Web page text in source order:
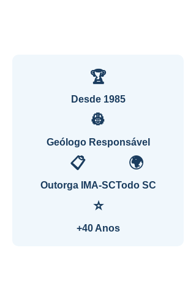
🏆
Desde 1985
👷
Geólogo Responsável
📋
Outorga IMA-SC
🌍
Todo SC
⭐
+40 Anos